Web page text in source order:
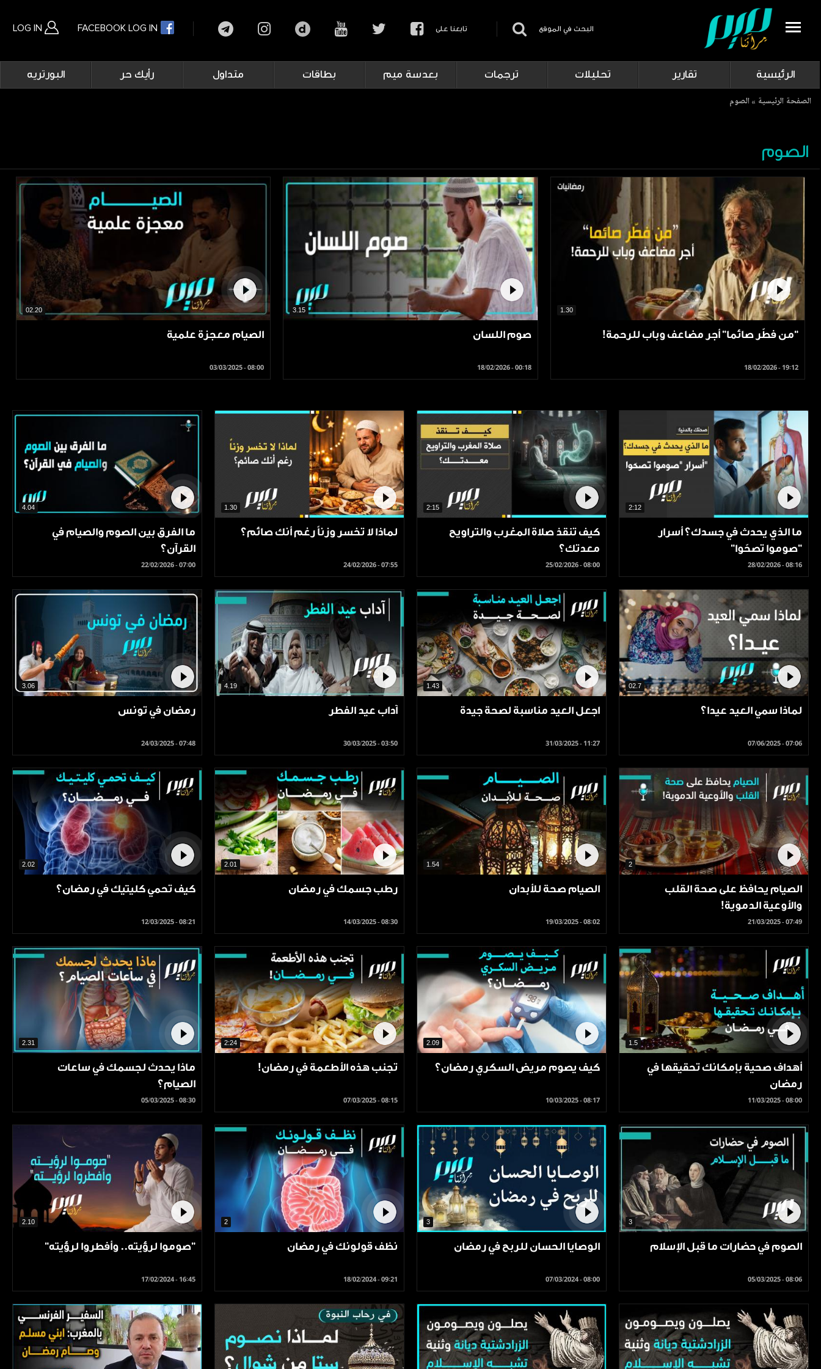
LOG IN FACEBOOK LOG IN البحث في الموقع تابعنا على
Main
navigation
الرئيسية تقارير تحليلات ترجمات بعدسة ميم بطاقات متداول رأيك حر البورتريه
Breadcrumb
الصفحة الرئيسية الصوم
الصوم
1.30
“من فطّر صائما" أجر مضاعف وباب للرحمة!
18/02/2026 - 19:12
3.15
صوم اللسان
18/02/2026 - 00:18
02.20
الصيام معجزة علمية
03/03/2025 - 08:00
2:12
ما الذي يحدث في جسدك؟ أسرار
"صوموا تصحّوا"
28/02/2026 - 08:16
2:15
كيف تنقذ صلاة المغرب والتراويح
معدتك؟
25/02/2026 - 08:00
1.30
لماذا لا تخسر وزناً رغم أنك صائم؟
24/02/2026 - 07:55
4.04
ما الفرق بين الصوم والصيام في
القرآن؟
22/02/2026 - 07:00
02.7
لماذا سمي العيد عيدا؟
07/06/2025 - 07:06
1.43
اجعل العيد مناسبة لصحة جيدة
31/03/2025 - 11:27
4.19
آداب عيد الفطر
30/03/2025 - 03:50
3.06
رمضان في تونس
24/03/2025 - 07:48
2
الصيام يحافظ على صحة القلب
والأوعية الدموية!
21/03/2025 - 07:49
1.54
الصيام صحة للأبدان
19/03/2025 - 08:02
2.01
رطب جسمك في رمضان
14/03/2025 - 08:30
2.02
كيف تحمي كليتيك في رمضان؟
12/03/2025 - 08:21
1.5
أهداف صحية بإمكانك تحقيقها في
رمضان
11/03/2025 - 08:00
2.09
كيف يصوم مريض السكري رمضان؟
10/03/2025 - 08:17
2:24
تجنب هذه الأطعمة في رمضان!
07/03/2025 - 08:15
2.31
ماذا يحدث لجسمك في ساعات
الصيام؟
05/03/2025 - 08:30
3
الصوم في حضارات ما قبل الإسلام
05/03/2025 - 08:06
3
الوصايا الحسان للربح في رمضان
07/03/2024 - 08:00
2
نظف قولونك في رمضان
18/02/2024 - 09:21
2.10
"صوموا لرؤيته.. وأفطروا لرؤيته"
17/02/2024 - 16:45